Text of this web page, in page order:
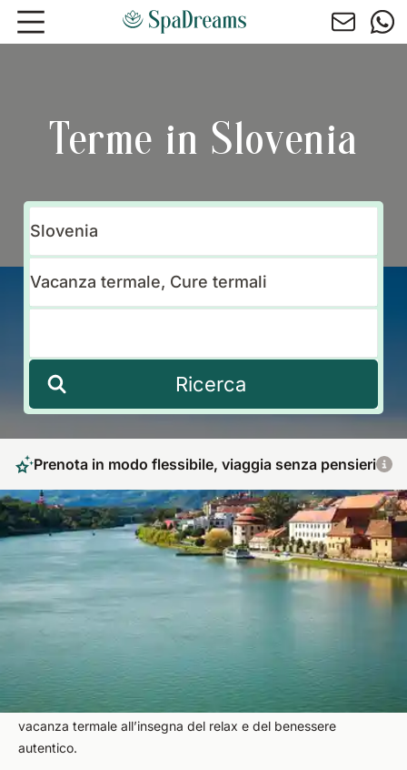
Andare al contenuto principale
Terme in Slovenia
Ricerca
Prenota in modo flessibile, viaggia senza pensieri
Il meglio delle terme slovene per chi cerca una
rigenerazione profonda
Benvenuti in Slovenia, dove la natura cambia volto da un
sorgenti termali. Qui vi attendono centri benessere e spa di
alto livello, che sfruttano le risorse naturali del territorio.
Immergetevi nelle acque curative slovene e godetevi una
vacanza termale all’insegna del relax e del benessere
autentico.